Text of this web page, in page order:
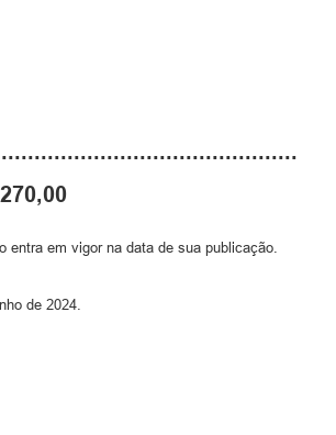
entra em vigor na data de sua publicação.
de 2024.